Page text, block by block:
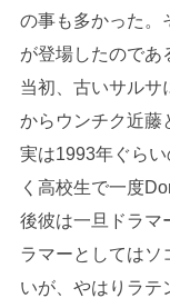
の事も多かった。
が登場したのであ
当初、古いサルサ
からウンチク近藤
実は1993年ぐら
く高校生で一度
後彼は一旦ドラマ
ラマーとしてはソ
いが、やはりラテ